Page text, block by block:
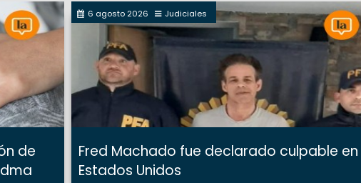
de
6 agosto 2026 Judiciales
Fred Machado fue declarado culpable en
Estados Unidos